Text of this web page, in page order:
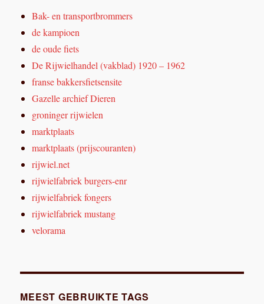
Bak- en transportbrommers
de kampioen
de oude fiets
De Rijwielhandel (vakblad) 1920 – 1962
franse bakkersfietsensite
Gazelle archief Dieren
groninger rijwielen
marktplaats
marktplaats (prijscouranten)
rijwiel.net
rijwielfabriek burgers-enr
rijwielfabriek fongers
rijwielfabriek mustang
velorama
MEEST GEBRUIKTE TAGS